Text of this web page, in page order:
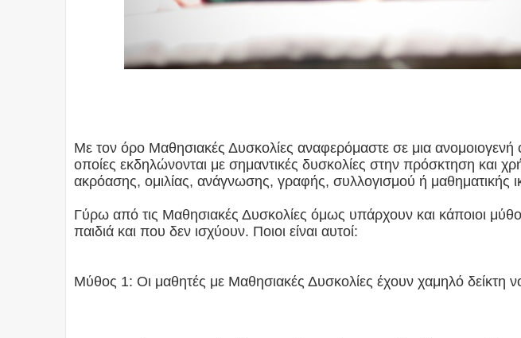
Με τον όρο Μαθησιακές Δυσκολίες αναφερόμαστε σε μια ανομοιογενή
οποίες εκδηλώνονται με σημαντικές δυσκολίες στην πρόσκτηση και
ακρόασης, ομιλίας, ανάγνωσης, γραφής, συλλογισμού ή μαθηματικής
Γύρω από τις Μαθησιακές Δυσκολίες όμως υπάρχουν και κάποιοι
παιδιά και που δεν ισχύουν. Ποιοι είναι αυτοί:
Μύθος 1: Οι μαθητές με Μαθησιακές Δυσκολίες έχουν χαμηλό δείκτη